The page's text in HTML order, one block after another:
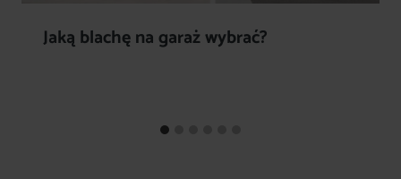
Jaką blachę na garaż wybrać?